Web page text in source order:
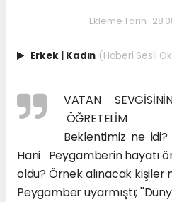
Ekleme Tarihi:
Erkek Kadın (Haberi Sesli
VATAN
ÖĞRETELİM
Beklentimiz ne idi?
Hani Peygamberin hayatı
oldu? Örnek alınacak kişiler
Peygamber uyarmıştı;